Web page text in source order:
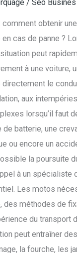
/Seo
comment obtenir
cas de panne ?
peut
à une voiture,
le
aux
lorsqu’il faut
de batterie, une
ou encore un
la poursuite
à un spécialiste
Les motos
des méthodes de
du transport
peut entraîner
la fourche, les